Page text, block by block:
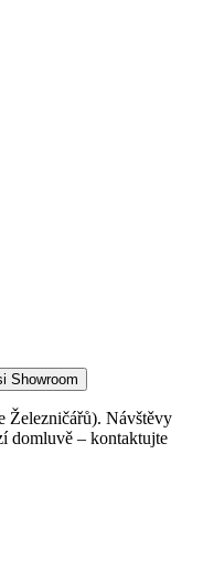
Showroom
Železničářů). Návštěvy
domluvě – kontaktujte